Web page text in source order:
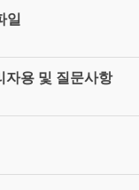
일
자용 및 질문사항